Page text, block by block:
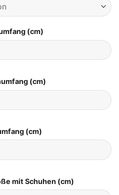
(cm)
(cm)
(cm)
mit Schuhen (cm)